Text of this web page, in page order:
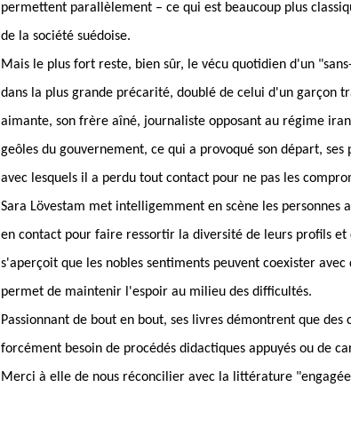
permettent parallèlement – ce qui est beaucoup plus
de la société suédoise.
Mais le plus fort reste, bien sûr, le vécu quotidien d'un
dans la plus grande précarité, doublé de celui d'un garçon
aimante, son frère aîné, journaliste opposant au régime
geôles du gouvernement, ce qui a provoqué son départ,
avec lesquels il a perdu tout contact pour ne pas les
Sara Lövestam met intelligemment en scène les personnes
en contact pour faire ressortir la diversité de leurs profils
s'aperçoit que les nobles sentiments peuvent coexister avec
permet de maintenir l'espoir au milieu des difficultés.
Passionnant de bout en bout, ses livres démontrent que
forcément besoin de procédés didactiques appuyés ou de
Merci à elle de nous réconcilier avec la littérature